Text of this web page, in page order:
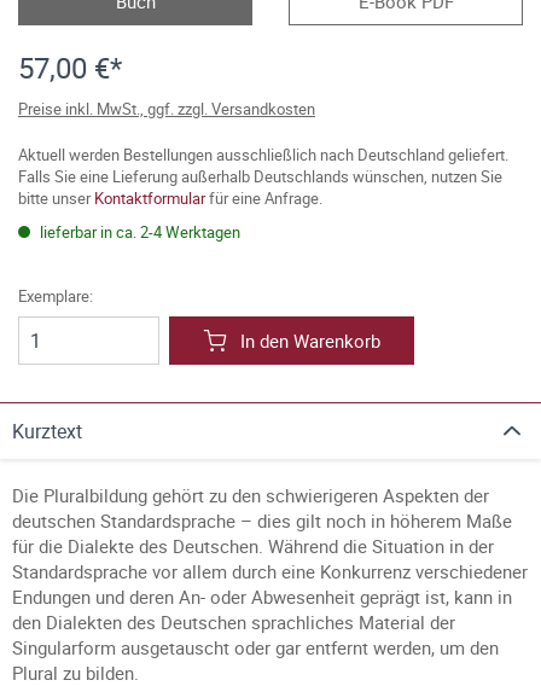
57,00 €*
Preise inkl. MwSt., ggf. zzgl. Versandkosten
Aktuell werden Bestellungen ausschließlich nach Deutschland geliefert.
Falls Sie eine Lieferung außerhalb Deutschlands wünschen, nutzen Sie
bitte unserKontaktformularfür eine Anfrage.
lieferbar in ca. 2-4 Werktagen
Exemplare:
In den Warenkorb
Kurztext
Die Pluralbildung gehört zu den schwierigeren Aspekten der
deutschen Standardsprache – dies gilt noch in höherem Maße
für die Dialekte des Deutschen. Während die Situation in der
Standardsprache vor allem durch eine Konkurrenz verschiedener
Endungen und deren An- oder Abwesenheit geprägt ist, kann in
den Dialekten des Deutschen sprachliches Material der
Singularform ausgetauscht oder gar entfernt werden, um den
Plural zu bilden.